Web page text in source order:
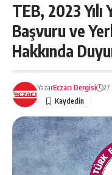
TEB, 2023 Yılı
Başvuru ve
Hakkında
YazarEczacı Dergisi 27